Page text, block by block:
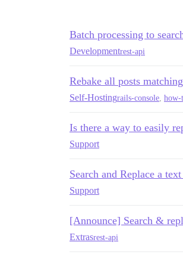
Batch processing to
Developmentrest-api
Rebake all posts
Self-Hostingrails-console how-
Is there a way to easily
Support
Search and Replace a
Support
[Announce] Search &
Extrasrest-api